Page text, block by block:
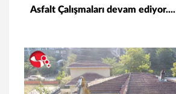
Asfalt Çalışmaları devam ediyor....